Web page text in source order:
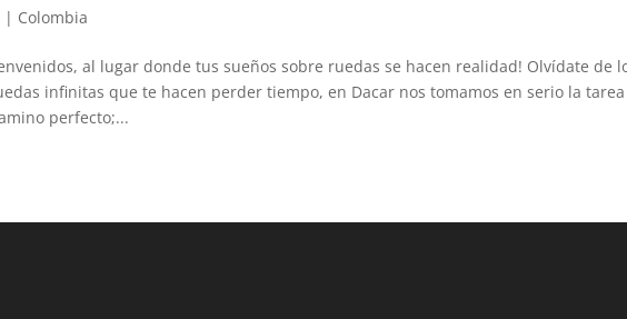
| Colombia
al lugar donde tus sueños sobre ruedas se hacen realidad! Olvídate de
infinitas que te hacen perder tiempo, en Dacar nos tomamos en serio la
perfecto;...